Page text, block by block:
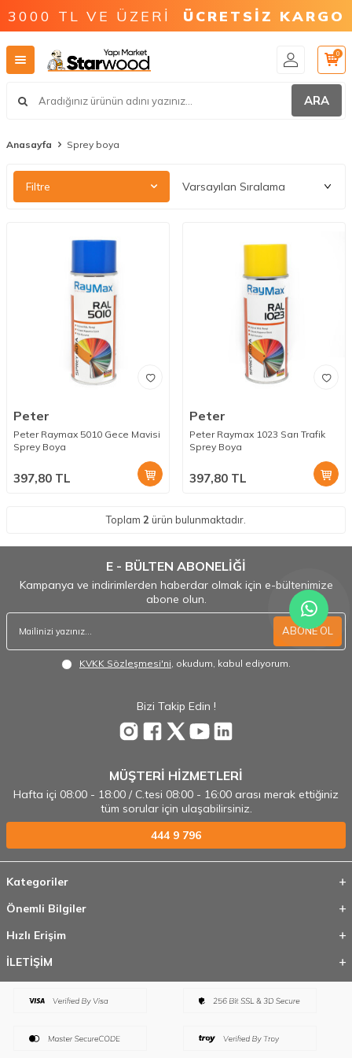
3000 TL VE ÜZERİ ÜCRETSİZ KARGO
ARA
0
Anasayfa Sprey boya
Filtre
Peter
Peter Raymax 5010 Gece Mavisi
Sprey Boya
397,80 TL
Peter
Peter Raymax 1023 Sarı Trafik
Sprey Boya
397,80 TL
Toplam 2 ürün bulunmaktadır.
E - BÜLTEN ABONELİĞİ
Kampanya ve indirimlerden haberdar olmak için e-bültenimize
abone olun.
ABONE OL
KVKK Sözleşmesi'ni , okudum, kabul ediyorum.
Bizi Takip Edin !
MÜŞTERİ HİZMETLERİ
Hafta içi 08:00 - 18:00 / C.tesi 08:00 - 16:00 arası merak ettiğiniz
tüm sorular için ulaşabilirsiniz.
444 9 796
Kategoriler
Önemli Bilgiler
Hızlı Erişim
İLETİŞİM